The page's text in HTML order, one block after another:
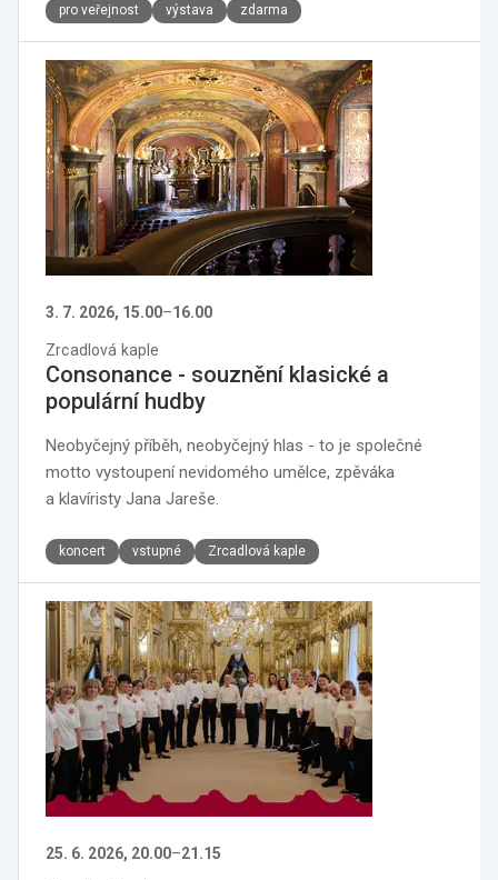
pro veřejnost výstava zdarma
3. 7. 2026, 15.00–16.00
Zrcadlová kaple
Consonance - souznění klasické a
populární hudby
Neobyčejný příběh, neobyčejný hlas - to je společné
motto vystoupení nevidomého umělce, zpěváka
a klavíristy Jana Jareše.
koncert vstupné Zrcadlová kaple
25. 6. 2026, 20.00–21.15